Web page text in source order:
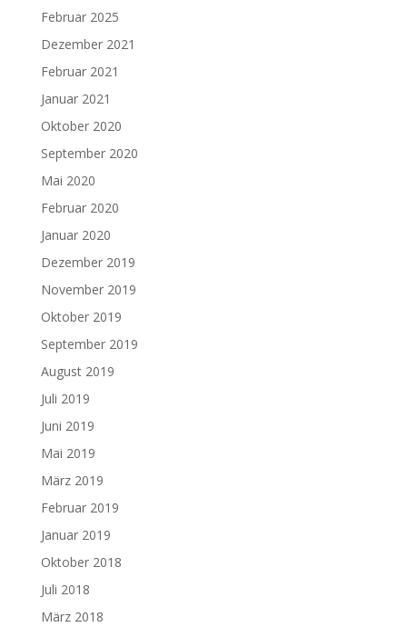
Februar 2025
Dezember 2021
Februar 2021
Januar 2021
Oktober 2020
September 2020
Mai 2020
Februar 2020
Januar 2020
Dezember 2019
November 2019
Oktober 2019
September 2019
August 2019
Juli 2019
Juni 2019
Mai 2019
März 2019
Februar 2019
Januar 2019
Oktober 2018
Juli 2018
März 2018